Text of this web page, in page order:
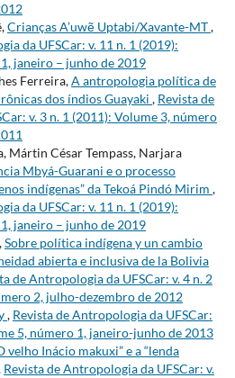
Crianças A’uwẽ Uptabi/Xavante-MT,
da UFSCar: v. 11 n. 1 (2019):
janeiro – junho de 2019
Ferreira,A antropologia política de
dos índios Guayaki , Revista de
v. 3 n. 1 (2011): Volume 3, número
Mártin César Tempass, Narjara
Mbyá-Guarani e o processo
indígenas” da Tekoá Pindó Mirim ,
da UFSCar: v. 11 n. 1 (2019):
janeiro – junho de 2019
Sobre política indígena y un cambio
abierta e inclusiva de la Bolivia
de Antropologia da UFSCar: v. 4 n. 2
2, julho-dezembro de 2012
, Revista de Antropologia da UFSCar:
5, número 1, janeiro-junho de 2013
velho Inácio makuxi” e a “lenda
Revista de Antropologia da UFSCar: v.